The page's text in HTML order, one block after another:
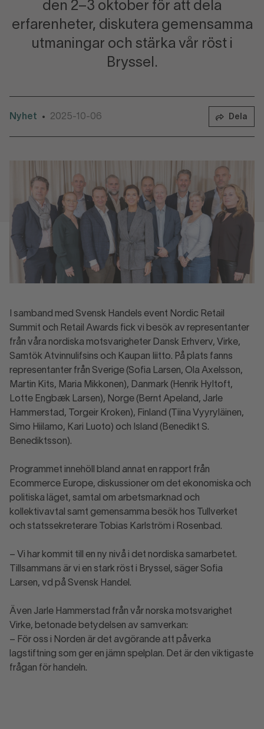
den 2–3 oktober för att dela
erfarenheter, diskutera gemensamma
utmaningar och stärka vår röst i
Bryssel.
Nyhet • 2025-10-06 Dela
I samband med Svensk Handels event Nordic Retail
Summit och Retail Awards fick vi besök av representanter
från våra nordiska motsvarigheter Dansk Erhverv, Virke,
Samtök Atvinnulifsins och Kaupan Iiitto. På plats fanns
representanter från Sverige (Sofia Larsen, Ola Axelsson,
Martin Kits, Maria Mikkonen), Danmark (Henrik Hyltoft,
Lotte Engbæk Larsen), Norge (Bernt Apeland, Jarle
Hammerstad, Torgeir Kroken), Finland (Tiina Vyyryläinen,
Simo Hiilamo, Kari Luoto) och Island (Benedikt S.
Benediktsson).
Programmet innehöll bland annat en rapport från
Ecommerce Europe, diskussioner om det ekonomiska och
politiska läget, samtal om arbetsmarknad och
kollektivavtal samt gemensamma besök hos Tullverket
och statssekreterare Tobias Karlström i Rosenbad.
– Vi har kommit till en ny nivå i det nordiska samarbetet.
Tillsammans är vi en stark röst i Bryssel, säger Sofia
Larsen, vd på Svensk Handel.
Även Jarle Hammerstad från vår norska motsvarighet
Virke, betonade betydelsen av samverkan:
– För oss i Norden är det avgörande att påverka
lagstiftning som ger en jämn spelplan. Det är den viktigaste
frågan för handeln.